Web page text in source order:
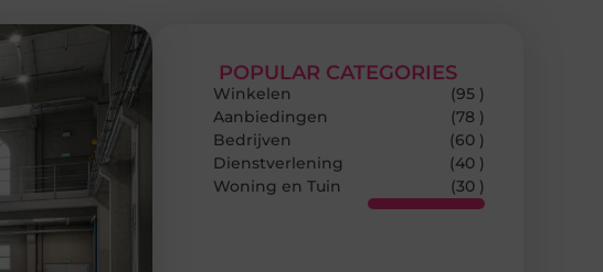
POPULAR CATEGORIES
Winkelen
(95 )
Aanbiedingen
(78 )
Bedrijven
(60 )
Dienstverlening
(40 )
Woning en Tuin
(30 )